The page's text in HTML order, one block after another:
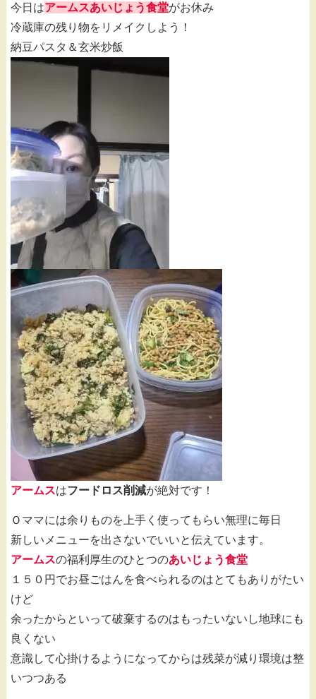
今日はアームスあいじょう食堂がお休み
冷蔵庫の残り物をリメイクしよう！
納豆パスタ＆玄米炒飯
アームスはフードロス削減が絶対です！
Ｏママには余りものを上手く使ってもらい無理に毎日
新しいメニューを出さないでいいと伝えています。
アームスの福利厚生のひとつのあいじょう食堂
１５０円でお昼ごはんを食べられるのはとてもありがたい
けど
余ったからといって破棄するのはもったいないし地球にも
良くない
意識して心掛けるようになってからは残菜が減り環境は整
いつつある